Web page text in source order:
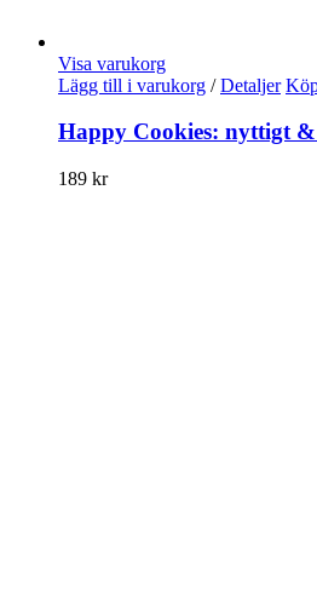
Visa varukorg
Lägg till i varukorg / Detaljer
Happy Cookies: nyttigt
189 kr